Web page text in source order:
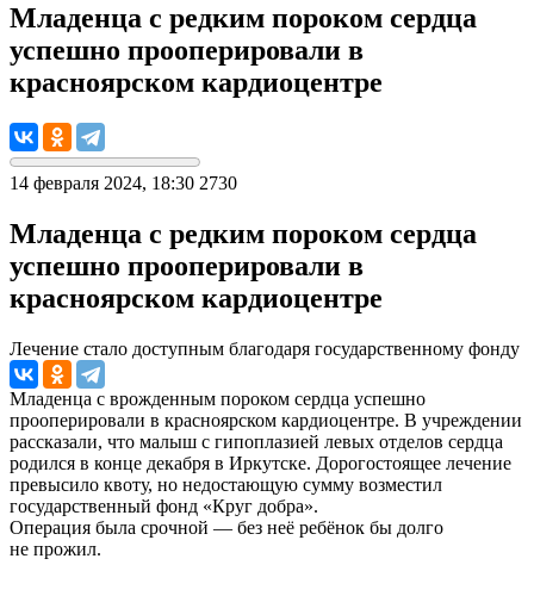
Младенца с редким пороком сердца
успешно прооперировали в
красноярском кардиоцентре
14 февраля 2024, 18:30 2730
Младенца с редким пороком сердца
успешно прооперировали в
красноярском кардиоцентре
Лечение стало доступным благодаря государственному фонду
Младенца с врожденным пороком сердца успешно
прооперировали в красноярском кардиоцентре. В учреждении
рассказали, что малыш с гипоплазией левых отделов сердца
родился в конце декабря в Иркутске. Дорогостоящее лечение
превысило квоту, но недостающую сумму возместил
государственный фонд «Круг добра».
Операция была срочной — без неё ребёнок бы долго
не прожил.